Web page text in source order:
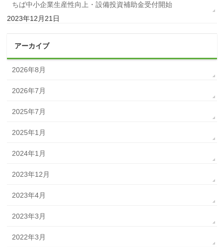
ちば中小企業生産性向上・設備投資補助金受付開始
2023年12月21日
アーカイブ
2026年8月
2026年7月
2025年7月
2025年1月
2024年1月
2023年12月
2023年4月
2023年3月
2022年3月